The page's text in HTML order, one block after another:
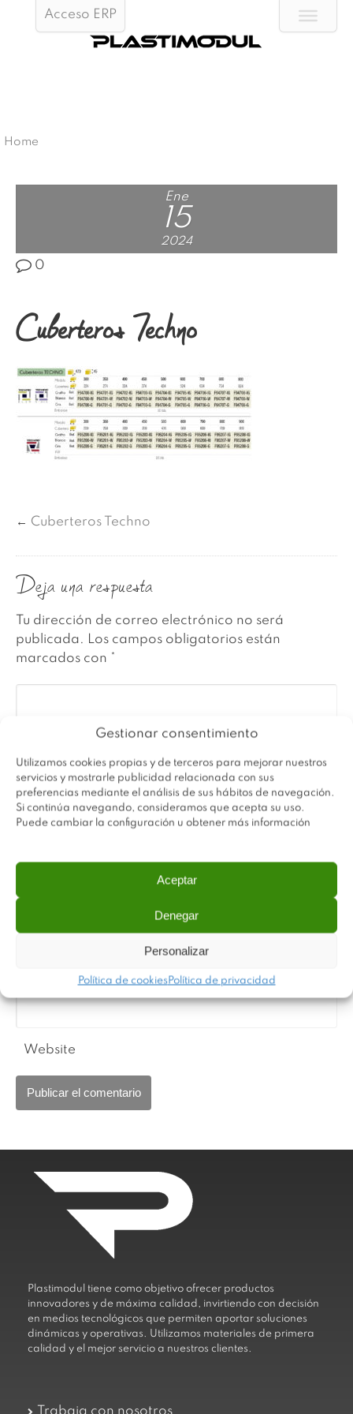
Gestionar consentimiento
Utilizamos cookies propias y de terceros para mejorar nuestros
servicios y mostrarle publicidad relacionada con sus
preferencias mediante el análisis de sus hábitos de navegación.
Si continúa navegando, consideramos que acepta su uso.
Puede cambiar la configuración u obtener más información
Aceptar
Denegar
Personalizar
Política de cookiesPolítica de privacidad
Acceso ERP
Home
Ene
15
2024
0
Cuberteros Techno
← Cuberteros Techno
Deja una respuesta
Tu dirección de correo electrónico no será
publicada. Los campos obligatorios están
marcados con *
Website
Plastimodul tiene como objetivo ofrecer productos
innovadores y de máxima calidad, invirtiendo con decisión
en medios tecnológicos que permiten aportar soluciones
dinámicas y operativas. Utilizamos materiales de primera
calidad y el mejor servicio a nuestros clientes.
Trabaja con nosotros